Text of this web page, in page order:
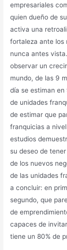
empresariales
quien dueño de
activa una
fortaleza ante los
nunca antes
observar un
mundo, de las 9
día se estiman
de unidades
de estimar que
franquicias a
estudios
su deseo de
de los nuevos
de las unidades
a concluir: en
segundo, que
de
capaces de
tiene un 80% de